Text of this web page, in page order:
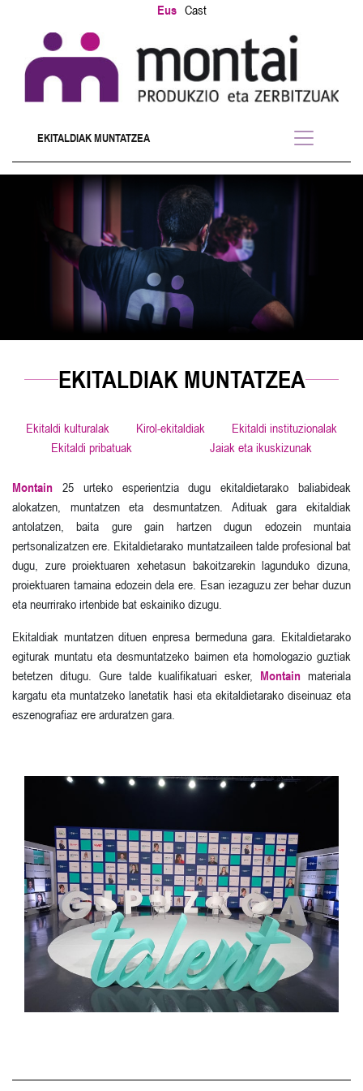
Eus Cast
EKITALDIAK MUNTATZEA
EKITALDIAK MUNTATZEA
Ekitaldi kulturalak Kirol-ekitaldiak
Ekitaldi instituzionalak
Ekitaldi pribatuak
Jaiak eta ikuskizunak
Montain 25 urteko esperientzia dugu ekitaldietarako baliabideak
alokatzen, muntatzen eta desmuntatzen. Adituak gara ekitaldiak
antolatzen, baita gure gain hartzen dugun edozein muntaia
pertsonalizatzen ere. Ekitaldietarako muntatzaileen talde profesional bat
dugu, zure proiektuaren xehetasun bakoitzarekin lagunduko dizuna,
proiektuaren tamaina edozein dela ere. Esan iezaguzu zer behar duzun
eta neurrirako irtenbide bat eskainiko dizugu.
Ekitaldiak muntatzen dituen enpresa bermeduna gara. Ekitaldietarako
egiturak muntatu eta desmuntatzeko baimen eta homologazio guztiak
betetzen ditugu. Gure talde kualifikatuari esker, Montain materiala
kargatu eta muntatzeko lanetatik hasi eta ekitaldietarako diseinuaz eta
eszenografiaz ere arduratzen gara.